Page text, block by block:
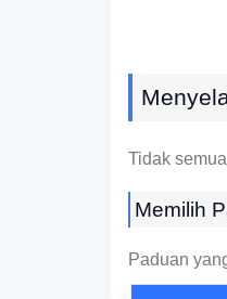
Tidak semua
Memilih
Paduan